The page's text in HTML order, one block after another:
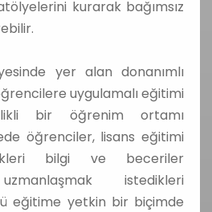
kurarak bağımsız
yer alan donanımlı
uygulamalı eğitimi
bir öğrenim ortamı
öğrenciler, lisans eğitimi
bilgi ve beceriler
istedikleri
eğitime yetkin bir biçimde